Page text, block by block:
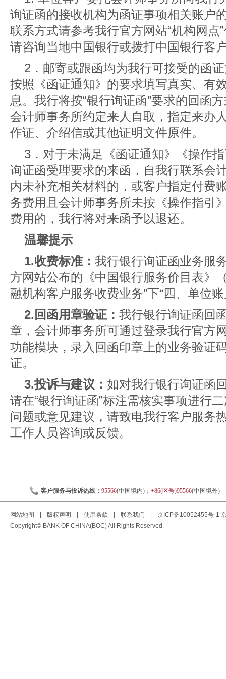
询证函的接收机构为函证事项相关账户
联系方式请参考我行官方网站“机构网点
请咨询当地中国银行或拨打中国银行客
2．邮寄或跟函均为我行可接受的函
按照《函证通知》的要求填写真实、有
息。我行将按“银行询证函”要求的回函
会计师事务所约定来人自取，指定来办
作证、介绍信或其他证明文件原件。
3．对于未满足《函证通知》《操作
询证函受理要求的来函，自我行联系会
内未补充相关材料的，或客户指定付费
务费用且会计师事务所未按《操作指引
费用的，我行将对来函予以退还。
温馨提示
1.收费标准： 我行银行询证函业务服
方网站公布的《中国银行服务价目表》
融机构客户服务收费业务”下“四、单位
2.回函用章验证： 我行银行询证函回
章，会计师事务所可通过登录我行官方
功能模块，录入回函印章上的业务验证
证。
3.投诉与建议： 如对我行银行询证函
请在“银行询证函”标注需核实事项进行
问题或意见建议，请致电我行客户服务
工作人员咨询或反馈。
客户服务与投诉热线： 95566(中国境内)； +86(区号)95566(中国境外)
网站地图 版权声明 使用条款 联系我们 京ICP备10052455号-1
Copyright© BANK OF CHINA(BOC) All Rights Reserved.